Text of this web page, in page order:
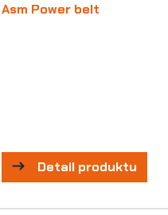
Asm Power belt
Detail produktu